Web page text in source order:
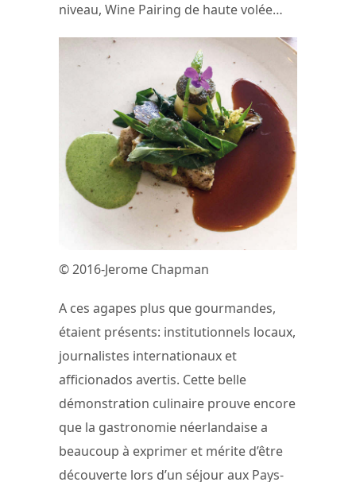
niveau, Wine Pairing de haute volée…
© 2016-Jerome Chapman
A ces agapes plus que gourmandes,
étaient présents: institutionnels locaux,
journalistes internationaux et
afficionados avertis. Cette belle
démonstration culinaire prouve encore
que la gastronomie néerlandaise a
beaucoup à exprimer et mérite d’être
découverte lors d’un séjour aux Pays-